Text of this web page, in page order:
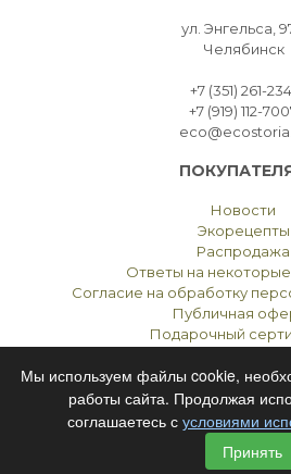
ул. Энгельса,
Челябинск
+7 (351) 261-
+7 (919) 112-
Новости
Экорецепты
Распродажа
Ответы на
Согласие на обработку
Публичная
Подарочный
ЭКОСТОРИЯ
Мы используем файлы cookie,
работы сайта. Продолжая
соглашаетесь с условиями
Принять